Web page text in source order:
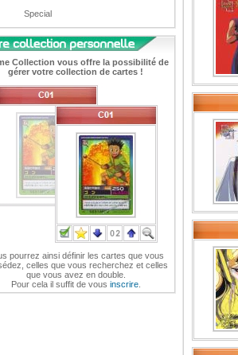
Special
Collection vous offre la possibilité de
gérer votre collection de cartes !
pourrez ainsi définir les cartes que vous
celles que vous recherchez et celles
que vous avez en double.
Pour cela il suffit de vous inscrire.